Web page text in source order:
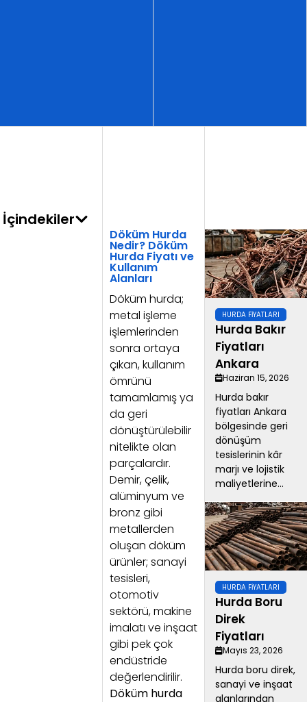
İçindekiler
Döküm Hurda
Nedir? Döküm
Hurda Fiyatı ve
Kullanım
Alanları
Döküm hurda;
metal işleme
işlemlerinden
sonra ortaya
çıkan, kullanım
ömrünü
tamamlamış ya
da geri
dönüştürülebilir
nitelikte olan
parçalardır.
Demir, çelik,
alüminyum ve
bronz gibi
metallerden
oluşan döküm
ürünler; sanayi
tesisleri,
otomotiv
sektörü, makine
imalatı ve inşaat
gibi pek çok
endüstride
değerlendirilir.
Döküm hurda
HURDA FIYATLARI
Hurda Bakır
Fiyatları
Ankara
Haziran 15, 2026
Hurda bakır
fiyatları Ankara
bölgesinde geri
dönüşüm
tesislerinin kâr
marjı ve lojistik
maliyetlerine...
HURDA FIYATLARI
Hurda Boru
Direk
Fiyatları
Mayıs 23, 2026
Hurda boru direk,
sanayi ve inşaat
alanlarından